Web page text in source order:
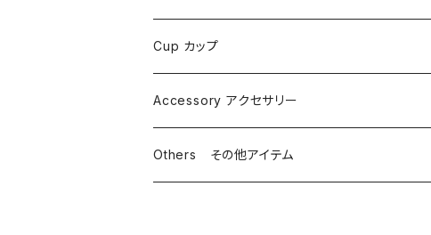
Cup カップ
Accessory アクセサリー
Others その他アイテム